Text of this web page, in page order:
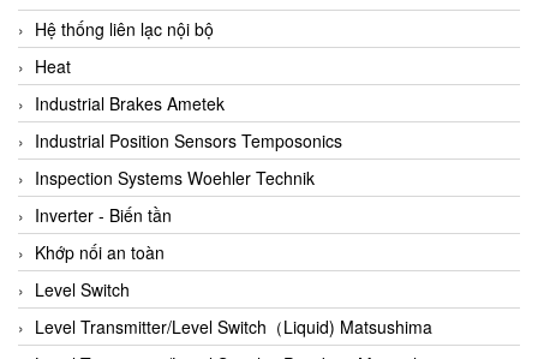
ASCO CO2
Asker
AT2E
ATC Pneumatic
ATEX System
ATI - IA
ATI (Analytical Technology Inc)
Atos
Atrax
Hệ thống liên lạc nội bộ
Heat
Industrial Brakes Ametek
Industrial Position Sensors Temposonics
Inspection Systems Woehler Technik
Inverter - Biến tần
Khớp nối an toàn
Level Switch
Level Transmitter/Level Switch（Liquid) Matsushima